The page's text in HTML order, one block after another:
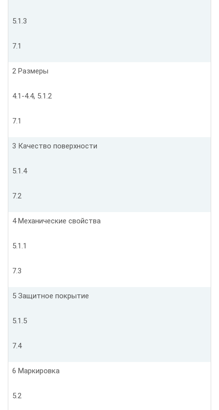
5.1.3
7.1
2 Размеры
4.1-4.4, 5.1.2
7.1
3 Качество поверхности
5.1.4
7.2
4 Механические свойства
5.1.1
7.3
5 Защитное покрытие
5.1.5
7.4
6 Маркировка
5.2